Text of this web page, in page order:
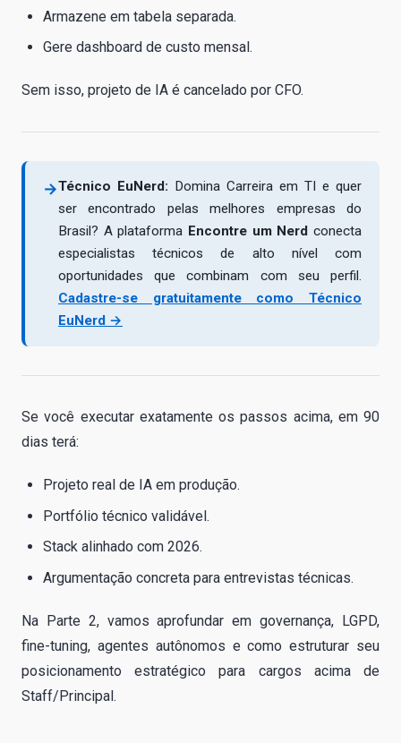
Armazene em tabela separada.
Gere dashboard de custo mensal.
Sem isso, projeto de IA é cancelado por CFO.
→Técnico EuNerd: Domina Carreira em TI e quer
ser encontrado pelas melhores empresas do
Brasil? A plataforma Encontre um Nerd conecta
especialistas técnicos de alto nível com
oportunidades que combinam com seu perfil.
Cadastre-se gratuitamente como Técnico
EuNerd →
Se você executar exatamente os passos acima, em 90
dias terá:
Projeto real de IA em produção.
Portfólio técnico validável.
Stack alinhado com 2026.
Argumentação concreta para entrevistas técnicas.
Na Parte 2, vamos aprofundar em governança, LGPD,
fine-tuning, agentes autônomos e como estruturar seu
posicionamento estratégico para cargos acima de
Staff/Principal.